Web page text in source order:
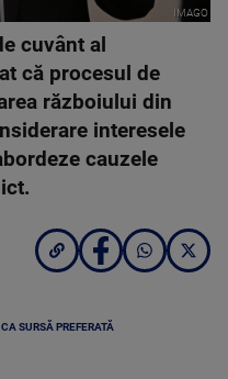
IMAGO
cuvânt al
că procesul de
războiului din
interesele
cauzele
SURSĂ PREFERATĂ